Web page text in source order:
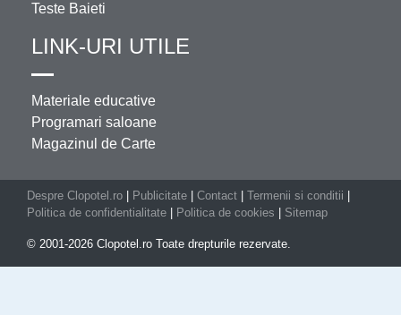
Teste Baieti
LINK-URI UTILE
Materiale educative
Programari saloane
Magazinul de Carte
Despre Clopotel.ro Publicitate Contact Termenii si conditii
Politica de confidentialitate
Politica de cookies Sitemap
© 2001-2026 Clopotel.ro Toate drepturile rezervate.